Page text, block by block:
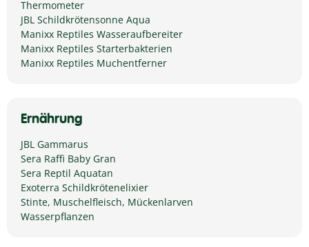
Thermometer
JBL Schildkrötensonne Aqua
Manixx Reptiles Wasseraufbereiter
Manixx Reptiles Starterbakterien
Manixx Reptiles Muchentferner
Ernährung
JBL Gammarus
Sera Raffi Baby Gran
Sera Reptil Aquatan
Exoterra Schildkrötenelixier
Stinte, Muschelfleisch, Mückenlarven
Wasserpflanzen